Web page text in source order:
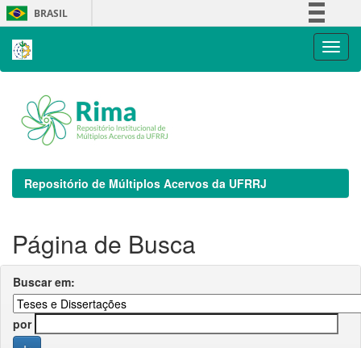
Skip
navigation
BRASIL
Repositório de Múltiplos Acervos da UFRRJ
Página de Busca
Buscar em:
por